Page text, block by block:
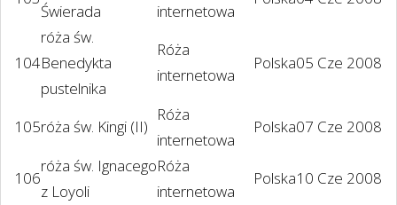
Świerada
internetowa
104
róża św.
Benedykta
pustelnika
Róża
internetowa
Polska05 Cze 2008
105róża św. Kingi (II)
Róża
internetowa
Polska07 Cze 2008
106
róża św. Ignacego
z Loyoli
Róża
internetowa
Polska10 Cze 2008